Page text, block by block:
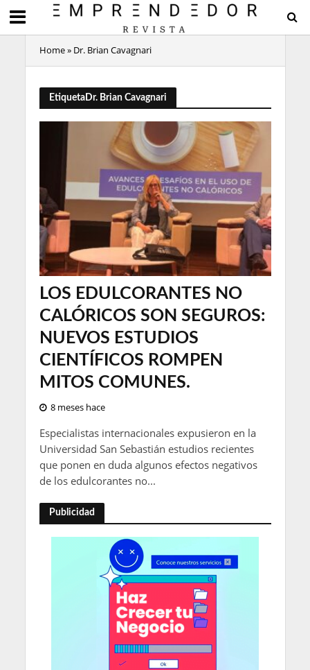
Home» Dr. Brian Cavagnari
EtiquetaDr. Brian Cavagnari
LOS EDULCORANTES NO
CALÓRICOS SON SEGUROS:
NUEVOS ESTUDIOS
CIENTÍFICOS ROMPEN
MITOS COMUNES.
8 meses hace
Especialistas internacionales expusieron en la
Universidad San Sebastián estudios recientes
que ponen en duda algunos efectos negativos
de los edulcorantes no...
Publicidad